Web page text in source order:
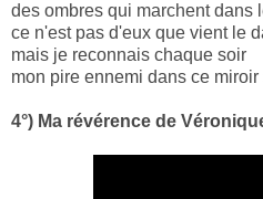
des ombres qui marchent dans
ce n'est pas d'eux que vient le
mais je reconnais chaque soir
mon pire ennemi dans ce miroir
4°) Ma révérence de